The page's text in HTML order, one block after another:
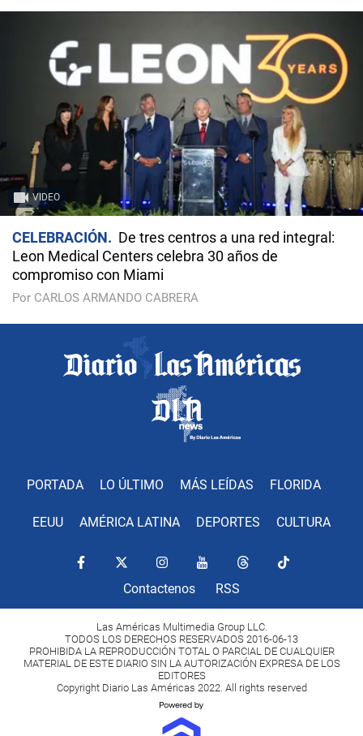
VIDEO
CELEBRACIÓN
De tres centros a una red integral:
Leon Medical Centers celebra 30 años de
compromiso con Miami
Por CARLOS ARMANDO CABRERA
PORTADA LO ÚLTIMO MÁS LEÍDAS FLORIDA
EEUU AMÉRICA LATINA DEPORTES CULTURA
Contactenos RSS
Las Américas Multimedia Group LLC.
TODOS LOS DERECHOS RESERVADOS 2016-06-13
PROHIBIDA LA REPRODUCCIÓN TOTAL O PARCIAL DE CUALQUIER
MATERIAL DE ESTE DIARIO SIN LA AUTORIZACIÓN EXPRESA DE LOS
EDITORES
Copyright Diario Las Américas 2022. All rights reserved